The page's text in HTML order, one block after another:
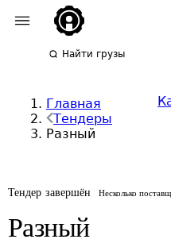
Найти грузы
Главная
Тендеры
Разный
Тендер завершён Несколько
Разный